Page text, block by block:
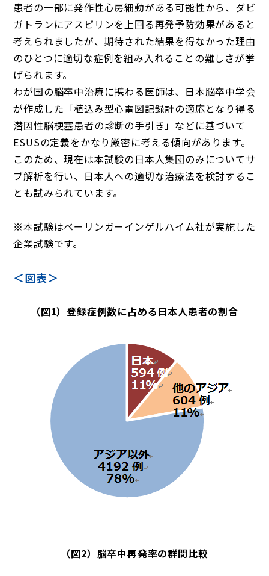
患者の一部に発作性心房細動がある可能性から、ダビ
ガトランにアスピリンを上回る再発予防効果があると
考えられましたが、期待された結果を得なかった理由
のひとつに適切な症例を組み入れることの難しさが挙
げられます。
わが国の脳卒中治療に携わる医師は、日本脳卒中学会
が作成した「植込み型心電図記録計の適応となり得る
潜因性脳梗塞患者の診断の手引き」などに基づいて
ESUSの定義をかなり厳密に考える傾向があります。
このため、現在は本試験の日本人集団のみについてサ
ブ解析を行い、日本人への適切な治療法を検討するこ
とも試みられています。
※本試験はベーリンガーインゲルハイム社が実施した
企業試験です。
＜図表＞
（図1）登録症例数に占める日本人患者の割合
（図2）脳卒中再発率の群間比較